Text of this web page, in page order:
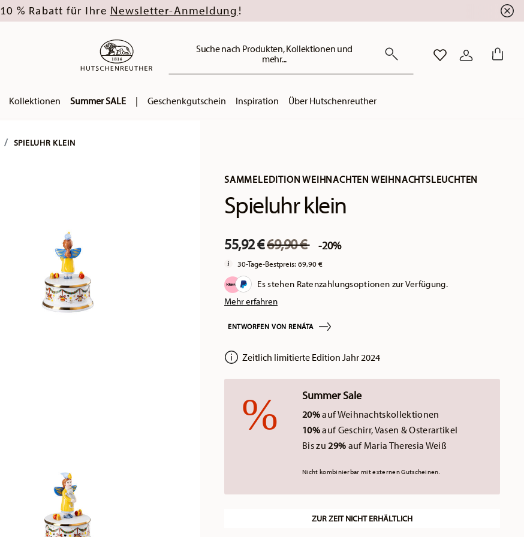
10 % Rabatt für Ihre Newsletter-Anmeldung !
Suche nach Produkten, Kollektionen und
mehr...
WISHLISTANMELDEN
Kollektionen Summer SALE | Geschenkgutschein Inspiration Über Hutschenreuther
SAMMELEDITION WEIHNACHTEN WEIHNACHTSLEUCHTEN
Spieluhr klein
55,92 €Price reduced from
69,90 €to-20%
30-Tage-Bestpreis:69,90 €
Es stehen Ratenzahlungsoptionen zur Verfügung.
Mehr erfahren
ENTWORFEN VON RENÁTA
Zeitlich limitierte Edition Jahr 2024
Summer Sale
20%auf Weihnachtskollektionen
10%auf Geschirr, Vasen & Osterartikel
Bis zu29% auf Maria Theresia Weiß
Nicht kombinierbar mit externen Gutscheinen.
ZUR ZEIT NICHT ERHÄLTLICH
SPIELUHR KLEIN